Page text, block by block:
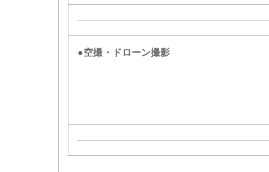
●空撮・ドローン撮影